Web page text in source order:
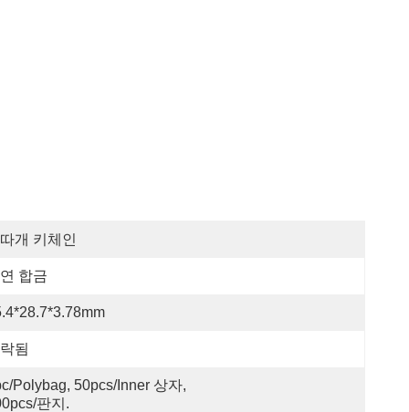
개 키체인
합금
됨
polybag, 50pcs/inner 상자,
판지.